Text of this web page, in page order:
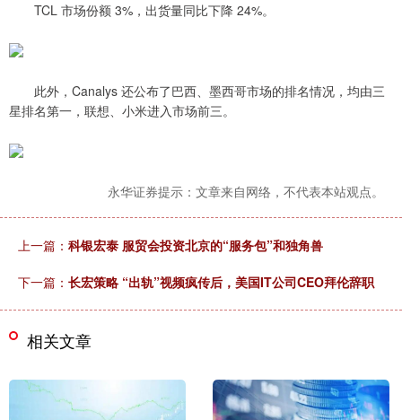
TCL 市场份额 3%，出货量同比下降 24%。
此外，Canalys 还公布了巴西、墨西哥市场的排名情况，均由三
星排名第一，联想、小米进入市场前三。
永华证券提示：文章来自网络，不代表本站观点。
上一篇： 科银宏泰 服贸会投资北京的“服务包”和独角兽
下一篇： 长宏策略 “出轨”视频疯传后，美国IT公司CEO拜伦辞职
相关文章